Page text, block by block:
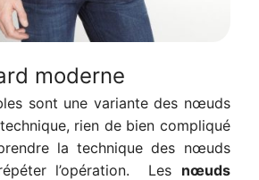
moderne
sont une variante des nœuds
rien de bien compliqué
la technique des nœuds
l’opération. Les nœuds